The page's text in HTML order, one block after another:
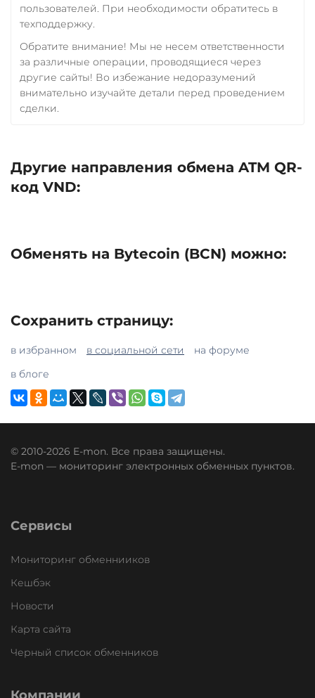
пользователей. При необходимости обратитесь в
техподдержку.
Обратите внимание! Мы не несем ответственности
за различные операции, проводящиеся через
другие сайты! Во избежание недоразумений
внимательно изучайте детали перед проведением
сделки.
Другие направления обмена ATM QR-
код VND:
Обменять на Bytecoin (BCN) можно:
Сохранить страницу:
в избранном в социальной сети
на форуме
в блоге
© 2010-2026 E-mon. Все права защищены.
E-mon — мониторинг электронных обменных пунктов.
Сервисы
Мониторинг обменнииков
Кешбэк
Новости
Карта сайта
Черный список обменников